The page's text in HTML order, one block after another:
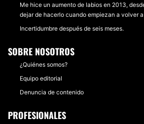
Me hice un aumento de labios en 2013,
dejar de hacerlo cuando empiezan a volver
Incertidumbre después de seis meses.
SOBRE NOSOTROS
¿Quiénes somos?
Equipo editorial
Denuncia de contenido
PROFESIONALES